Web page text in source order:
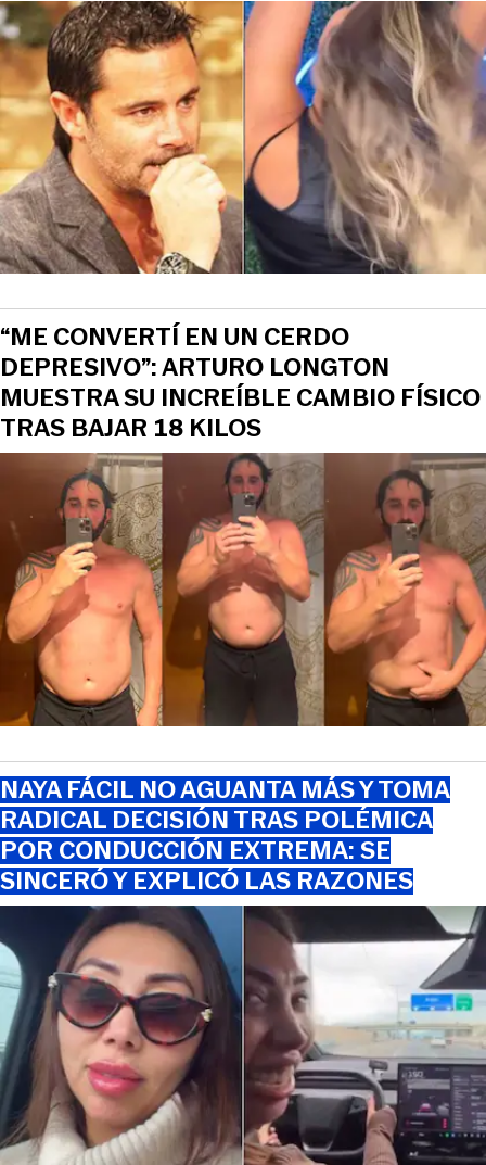
“ME CONVERTÍ EN UN CERDO
DEPRESIVO”: ARTURO LONGTON
MUESTRA SU INCREÍBLE CAMBIO FÍSICO
TRAS BAJAR 18 KILOS
NAYA FÁCIL NO AGUANTA MÁS Y TOMA
RADICAL DECISIÓN TRAS POLÉMICA
POR CONDUCCIÓN EXTREMA: SE
SINCERÓ Y EXPLICÓ LAS RAZONES